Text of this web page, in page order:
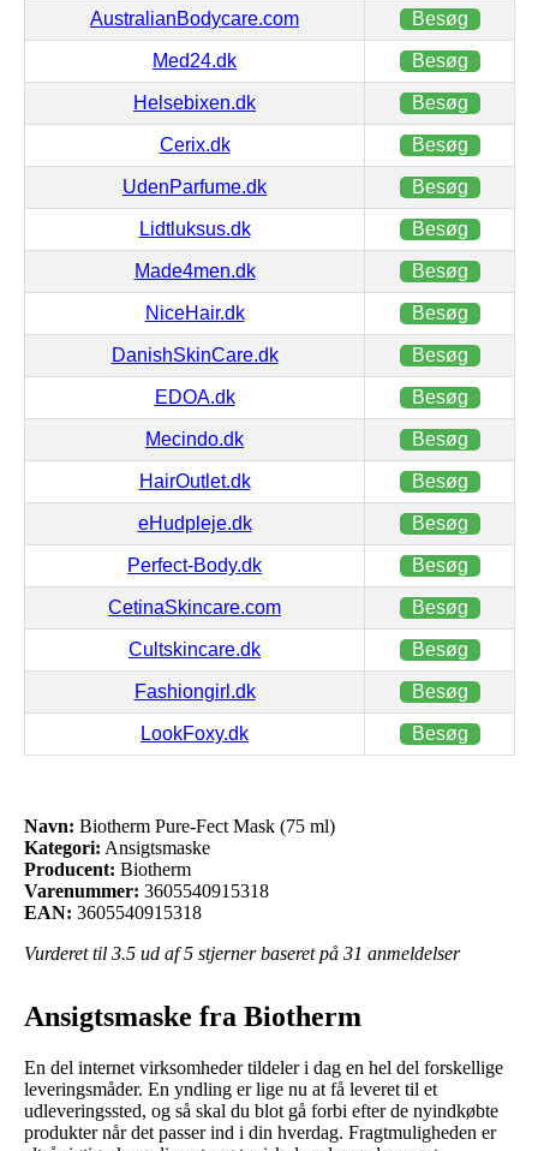
AustralianBodycare.com Besøg
Med24.dk Besøg
Helsebixen.dk Besøg
Cerix.dk Besøg
UdenParfume.dk Besøg
Lidtluksus.dk Besøg
Made4men.dk Besøg
NiceHair.dk Besøg
DanishSkinCare.dk Besøg
EDOA.dk Besøg
Mecindo.dk Besøg
HairOutlet.dk Besøg
eHudpleje.dk Besøg
Perfect-Body.dk Besøg
CetinaSkincare.com Besøg
Cultskincare.dk Besøg
Fashiongirl.dk Besøg
LookFoxy.dk Besøg
Navn: Biotherm Pure-Fect Mask (75 ml)
Kategori: Ansigtsmaske
Producent: Biotherm
Varenummer: 3605540915318
EAN: 3605540915318
Vurderet til 3.5 ud af 5 stjerner baseret på 31 anmeldelser
Ansigtsmaske fra Biotherm
En del internet virksomheder tildeler i dag en hel del forskellige
leveringsmåder. En yndling er lige nu at få leveret til et
udleveringssted, og så skal du blot gå forbi efter de nyindkøbte
produkter når det passer ind i din hverdag. Fragtmuligheden er